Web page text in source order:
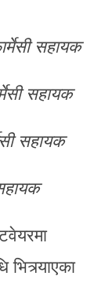
सहायक
सहायक
सहायक